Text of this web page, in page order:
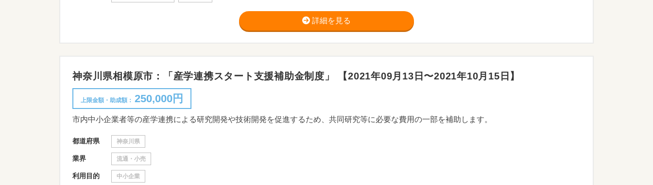
詳細を見る
神奈川県相模原市：「産学連携スタート支援補助金制度」 【2021年09月13日〜2021年10月15日】
上限金額・助成額： 250,000円
市内中小企業者等の産学連携による研究開発や技術開発を促進するため、共同研究等に必要な費用の一部を補助します。
都道府県 神奈川県
業界 流通・小売
利用目的 中小企業